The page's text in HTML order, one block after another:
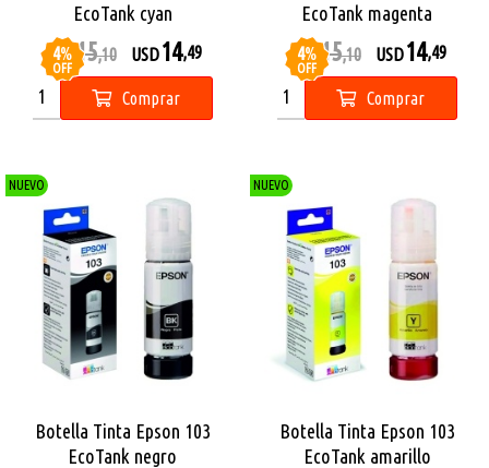
EcoTank cyan
4%
OFF
USD15,10 USD14,49
Comprar
EcoTank magenta
4%
OFF
USD15,10 USD14,49
Comprar
NUEVO
Botella Tinta Epson 103
EcoTank negro
NUEVO
Botella Tinta Epson 103
EcoTank amarillo